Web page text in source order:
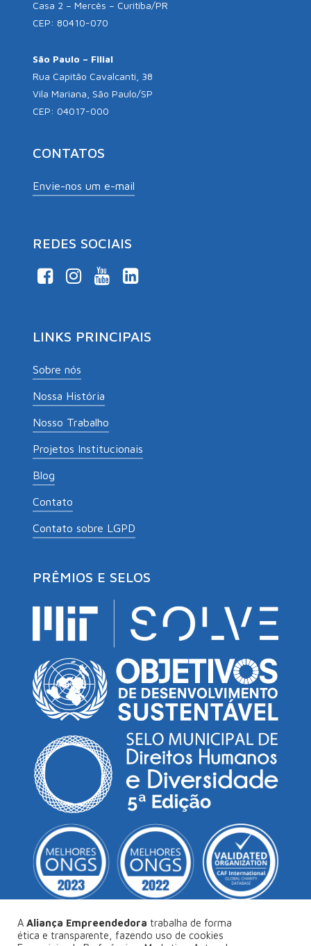
Casa 2 – Mercês – Curitiba/PR
CEP: 80410-070
São Paulo – Filial
Rua Capitão Cavalcanti, 38
Vila Mariana, São Paulo/SP
CEP: 04017-000
CONTATOS
Envie-nos um e-mail
REDES SOCIAIS
LINKS PRINCIPAIS
Sobre nós
Nossa História
Nosso Trabalho
Projetos Institucionais
Blog
Contato
Contato sobre LGPD
PRÊMIOS E SELOS
A Aliança Empreendedora trabalha de forma
ética e transparente, fazendo uso de cookies